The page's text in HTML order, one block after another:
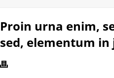
Proin urna enim,
sed, elementum in